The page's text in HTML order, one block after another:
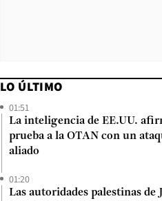
LO ÚLTIMO
01:51
La inteligencia de EE.UU.
prueba a la OTAN con un
aliado
01:20
Las autoridades palestinas de